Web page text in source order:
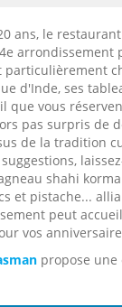
ans, le
arrondissement
particulièrement
d'Inde, ses
que vous
pas surpris de
de la tradition
shahi
et pistache...
peut
vos
propose une